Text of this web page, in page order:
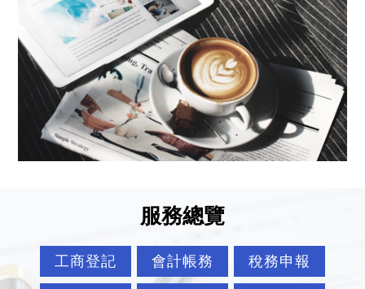
服務總覽
工商登記 會計帳務 稅務申報